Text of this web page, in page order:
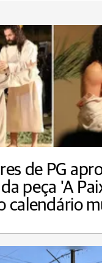
de PG
peça 'A
calendário